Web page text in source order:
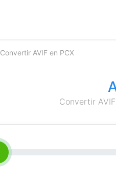
Convertir AVIF en PCX
Convertir